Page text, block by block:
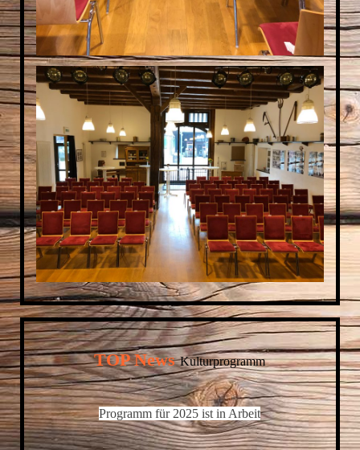
TOP NewsKulturprogramm
Programm für 2025 ist in Arbeit